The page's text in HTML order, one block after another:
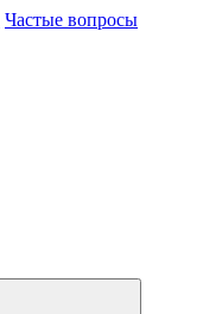
Частые вопросы